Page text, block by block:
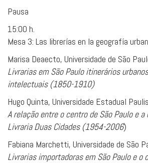
Pausa
15:00 h.
Mesa 3: Las librerías en la geografía
Marisa Deaecto, Universidade de São
Livrarias em São Paulo itinerários
intelectuais (1850-1910)
Hugo Quinta, Universidade Estadual
A relação entre o centro de São Paulo e
Livraria Duas Cidades (1954-2006)
Fabiana Marchetti, Universidade de São
Livrarias importadoras em São Paulo e o